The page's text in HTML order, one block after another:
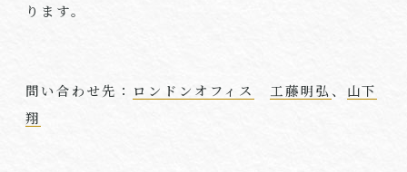
ります。
問い合わせ先： ロンドンオフィス 工藤明弘、 山下
翔